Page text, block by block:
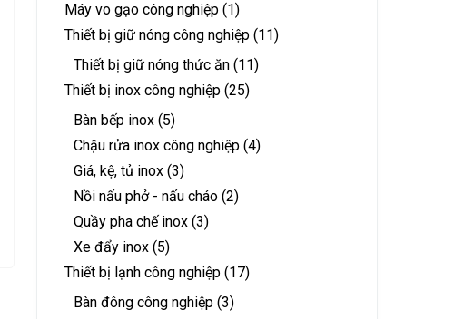
Máy vo gạo công nghiệp (1)
Thiết bị giữ nóng công nghiệp (11)
Thiết bị giữ nóng thức ăn (11)
Thiết bị inox công nghiệp (25)
Bàn bếp inox (5)
Chậu rửa inox công nghiệp (4)
Giá, kệ, tủ inox (3)
Nồi nấu phở - nấu cháo (2)
Quầy pha chế inox (3)
Xe đẩy inox (5)
Thiết bị lạnh công nghiệp (17)
Bàn đông công nghiệp (3)